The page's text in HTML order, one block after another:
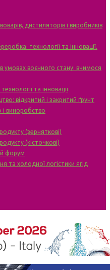
дистиляторів і виробників
технології та інновації.
умовах воєнного стану: вчимося
та інновації
відкритий і закритий ґрунт
і виноробство
(зерняткові)
(кісточкові)
форум
та холодної логістики ягід